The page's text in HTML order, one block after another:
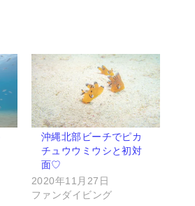
沖縄北部ビーチでピカ
チュウウミウシと初対
面♡
2020年11月27日
ファンダイビング